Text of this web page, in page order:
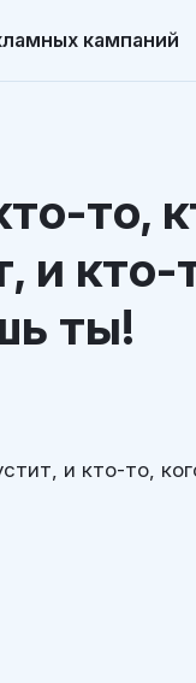
кампаний
то,
и кто-
ты!
и кто-то,